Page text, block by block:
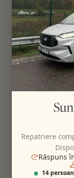
Repatriere
Răspuns
14